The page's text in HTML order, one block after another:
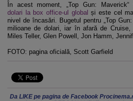
În acest moment, „Top Gun:
dolari la box office-ul global și este cel
nivel de încasări. Bugetul pentru „Top
milioane de dolari, iar în afară de
Miles Teller, Glen Powell, Jon Hamm,
FOTO: pagina oficială, Scott Garfield
Da LIKE pe pagina de Facebook